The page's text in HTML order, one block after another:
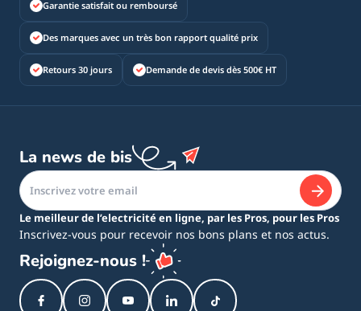
Garantie satisfait ou remboursé
Des marques avec un très bon rapport qualité prix
Retours 30 jours Demande de devis dès 500€ HT
La news de bis
Le meilleur de l’electricité en ligne, par les Pros, pour les Pros
Inscrivez-vous pour recevoir nos bons plans et nos actus.
Rejoignez-nous !